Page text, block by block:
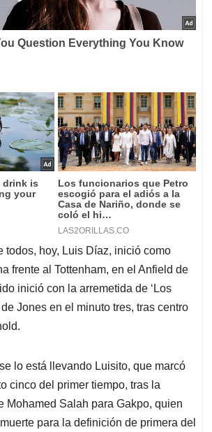
todos, hoy, Luis Díaz, inició como
frente al Tottenham, en el Anfield de
inició con la arremetida de ‘Los
de Jones en el minuto tres, tras centro
lo está llevando Luisito, que marcó
cinco del primer tiempo, tras la
Mohamed Salah para Gakpo, quien
para la definición de primera del